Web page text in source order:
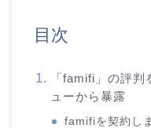
目次
「famifi」の評
ューから暴露
famifiを契約し